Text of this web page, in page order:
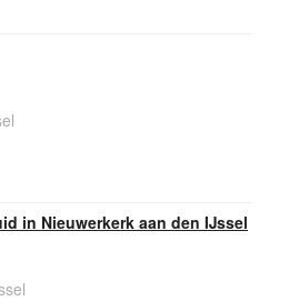
in Nieuwerkerk aan den IJssel